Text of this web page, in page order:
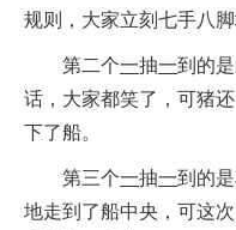
规则，大家立刻七手八脚
第二个一抽一到的
话，大家都笑了，可猪
下了船。
第三个一抽一到的
地走到了船中央，可这